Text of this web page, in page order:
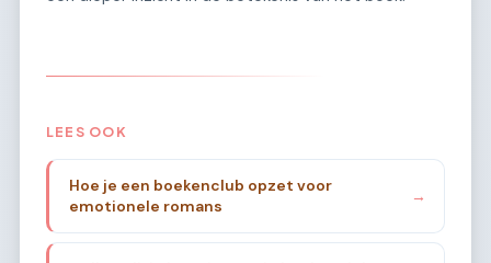
LEES OOK
Hoe je een boekenclub opzet voor
emotionele romans
→